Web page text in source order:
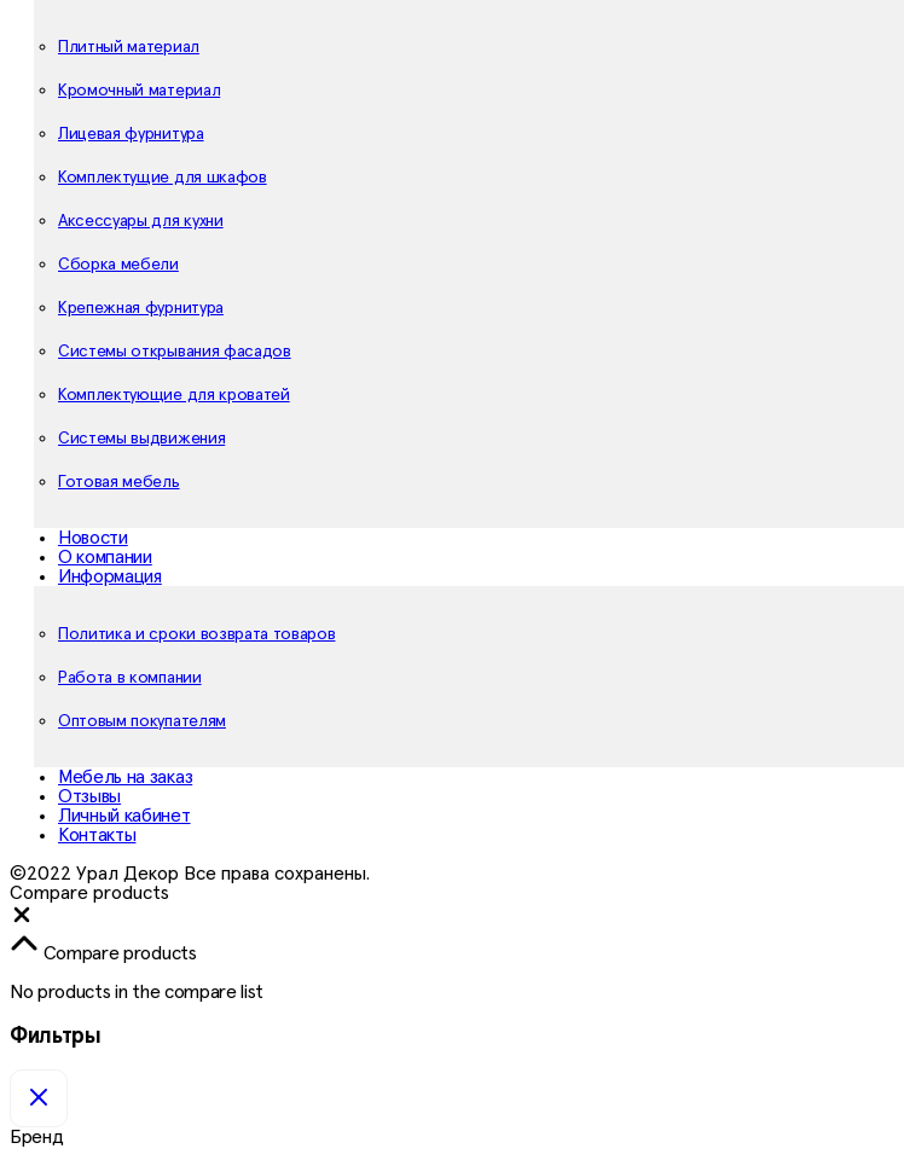
Плитный материал
Кромочный материал
Лицевая фурнитура
Комплектущие для шкафов
Аксессуары для кухни
Сборка мебели
Крепежная фурнитура
Системы открывания фасадов
Комплектующие для кроватей
Системы выдвижения
Готовая мебель
Новости
О компании
Информация
Политика и сроки возврата товаров
Работа в компании
Оптовым покупателям
Мебель на заказ
Отзывы
Личный кабинет
Контакты
©2022 Урал Декор Все права сохранены.
Compare products
Compare products
No products in the compare list
Фильтры
Бренд